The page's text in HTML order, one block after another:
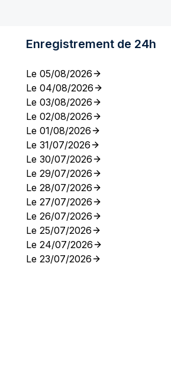
Enregistrement de 24h
Le 05/08/2026
Le 04/08/2026
Le 03/08/2026
Le 02/08/2026
Le 01/08/2026
Le 31/07/2026
Le 30/07/2026
Le 29/07/2026
Le 28/07/2026
Le 27/07/2026
Le 26/07/2026
Le 25/07/2026
Le 24/07/2026
Le 23/07/2026